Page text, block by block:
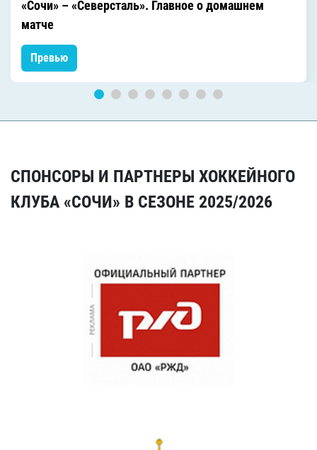
«Сочи» – «Северсталь». Главное о домашнем
матче
Превью
СПОНСОРЫ И ПАРТНЕРЫ ХОККЕЙНОГО
КЛУБА «СОЧИ» В СЕЗОНЕ 2025/2026